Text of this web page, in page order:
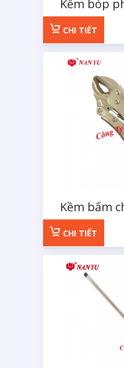
Kềm bóp
125mm
CHI TIẾT
Kềm bấm
CHI TIẾT